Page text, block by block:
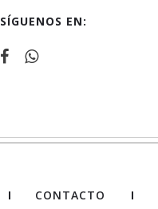
SÍGUENOS EN:
CONTACTO